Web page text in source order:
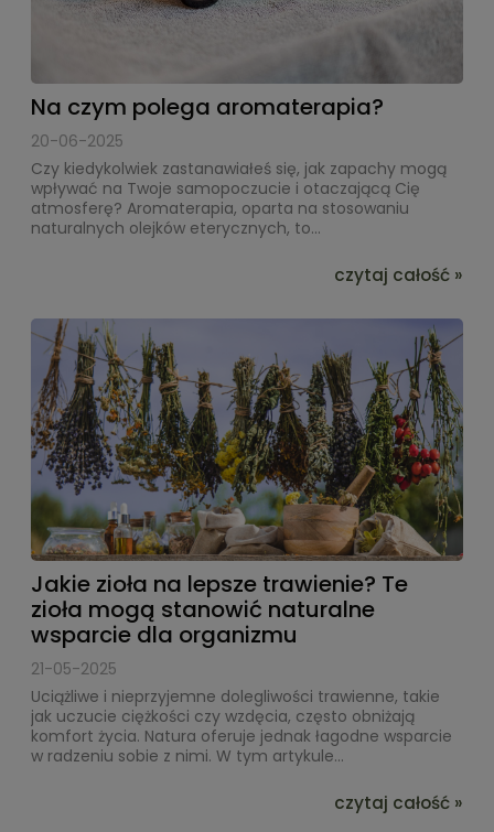
Na czym polega aromaterapia?
20-06-2025
Czy kiedykolwiek zastanawiałeś się, jak zapachy mogą
wpływać na Twoje samopoczucie i otaczającą Cię
atmosferę? Aromaterapia, oparta na stosowaniu
naturalnych olejków eterycznych, to...
czytaj całość »
Jakie zioła na lepsze trawienie? Te
zioła mogą stanowić naturalne
wsparcie dla organizmu
21-05-2025
Uciążliwe i nieprzyjemne dolegliwości trawienne, takie
jak uczucie ciężkości czy wzdęcia, często obniżają
komfort życia. Natura oferuje jednak łagodne wsparcie
w radzeniu sobie z nimi. W tym artykule...
czytaj całość »